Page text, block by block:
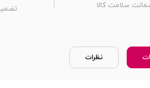
سلامت کالا
نظرات